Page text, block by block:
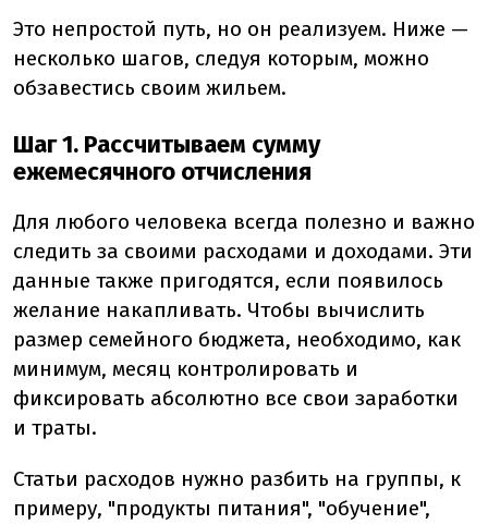
Это непростой путь, но он реализуем. Ниже —
несколько шагов, следуя которым, можно
обзавестись своим жильем.
Шаг 1. Рассчитываем сумму
ежемесячного отчисления
Для любого человека всегда полезно и важно
следить за своими расходами и доходами. Эти
данные также пригодятся, если появилось
желание накапливать. Чтобы вычислить
размер семейного бюджета, необходимо, как
минимум, месяц контролировать и
фиксировать абсолютно все свои заработки
и траты.
Статьи расходов нужно разбить на группы, к
примеру, "продукты питания", "обучение",